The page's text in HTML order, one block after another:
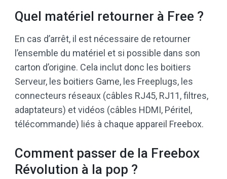
Quel matériel retourner à Free ?
En cas d’arrêt, il est nécessaire de retourner
l’ensemble du matériel et si possible dans son
carton d’origine. Cela inclut donc les boitiers
Serveur, les boitiers Game, les Freeplugs, les
connecteurs réseaux (câbles RJ45, RJ11, filtres,
adaptateurs) et vidéos (câbles HDMI, Péritel,
télécommande) liés à chaque appareil Freebox.
Comment passer de la Freebox
Révolution à la pop ?